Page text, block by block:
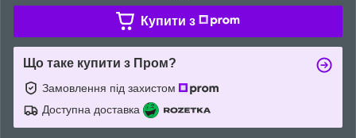
Купити з
Що таке купити з Пром?
Замовлення під захистом
Доступна доставка